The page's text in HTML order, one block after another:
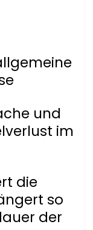
und
im
die
so
der